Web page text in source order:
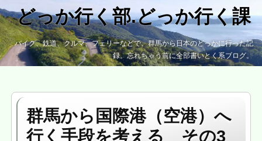
どっか行く部.どっか行く課
バイク、鉄道、クルマ、フェリーなどで、群馬から日本のどっかに行った記
録。忘れちゃう前に全部書いとく系ブログ。
群馬から国際港（空港）へ
行く手段を考える その3